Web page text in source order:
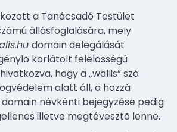
a Tanácsadó Testület
állásfoglalására, mely
domain delegálását
korlátolt felelõsségû
hogy a „wallis” szó
alatt áll, a hozzá
névkénti bejegyzése pedig
illetve megtévesztõ lenne.